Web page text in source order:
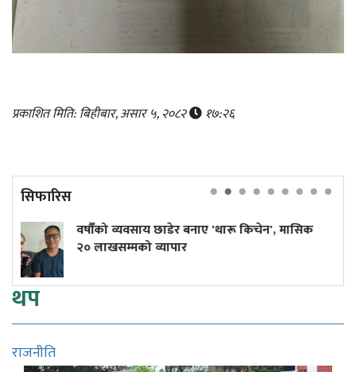
प्रकाशित मिति: बिहीबार, असार ५, २०८२ १७:२६
सिफारिस
'थारू किचेन', मासिक कांग्रेस केन्द्रीय कार्यसमिति
थप
राजनीति